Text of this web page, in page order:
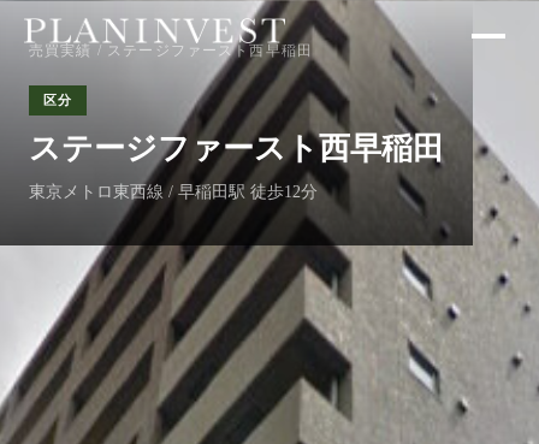
売買実績 / ステージファースト西早稲田
区分
ステージファースト西早稲田
東京メトロ東西線 / 早稲田駅 徒歩12分